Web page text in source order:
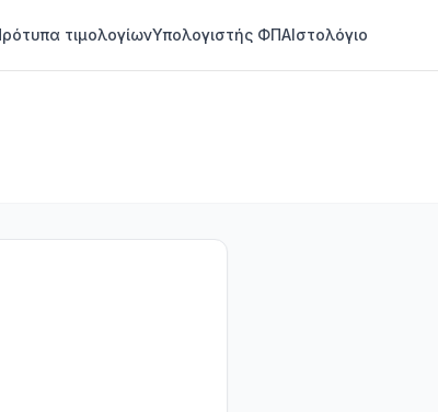
τιμολογίωνΥπολογιστής ΦΠΑΙστολόγιο